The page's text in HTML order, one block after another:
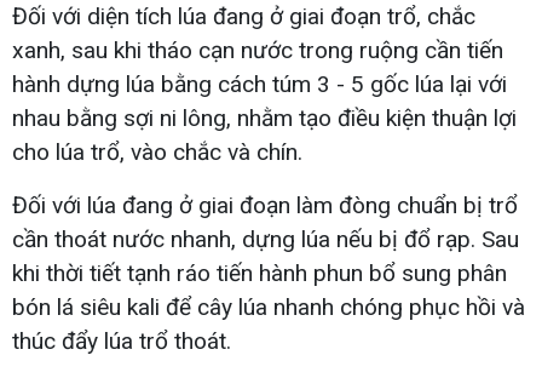
Đối với diện tích lúa đang ở giai đoạn trổ, chắc
xanh, sau khi tháo cạn nước trong ruộng cần tiến
hành dựng lúa bằng cách túm 3 - 5 gốc lúa lại với
nhau bằng sợi ni lông, nhằm tạo điều kiện thuận lợi
cho lúa trổ, vào chắc và chín.
Đối với lúa đang ở giai đoạn làm đòng chuẩn bị trổ
cần thoát nước nhanh, dựng lúa nếu bị đổ rạp. Sau
khi thời tiết tạnh ráo tiến hành phun bổ sung phân
bón lá siêu kali để cây lúa nhanh chóng phục hồi và
thúc đẩy lúa trổ thoát.